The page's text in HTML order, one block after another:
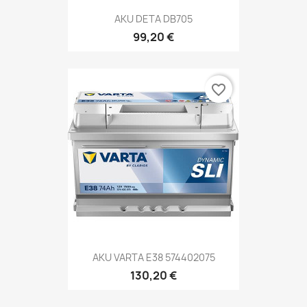
AKU DETA DB705
99,20 €
AKU VARTA E38 574402075
130,20 €
favorite_border